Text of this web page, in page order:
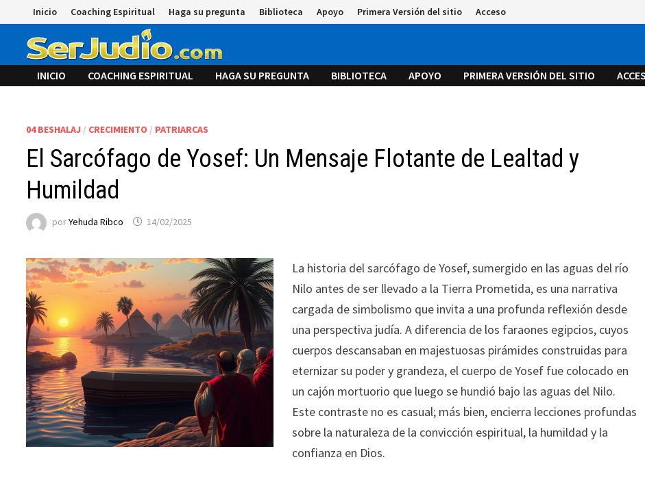
al
contenido
Inicio Coaching Espiritual Haga su pregunta Biblioteca Apoyo Primera Versión del sitio Acceso
INICIO COACHING ESPIRITUAL HAGA SU PREGUNTA BIBLIOTECA APOYO PRIMERA VERSIÓN DEL SITIO
04 BESHALAJ / CRECIMIENTO / PATRIARCAS
El Sarcófago de Yosef: Un Mensaje Flotante de Lealtad y
Humildad
porYehuda Ribco 14/02/2025
La historia del sarcófago de Yosef, sumergido en las aguas del río
Nilo antes de ser llevado a la Tierra Prometida, es una narrativa
cargada de simbolismo que invita a una profunda reflexión desde
una perspectiva judía. A diferencia de los faraones egipcios, cuyos
cuerpos descansaban en majestuosas pirámides construidas para
eternizar su poder y grandeza, el cuerpo de Yosef fue colocado en
un cajón mortuorio que luego se hundió bajo las aguas del Nilo.
Este contraste no es casual; más bien, encierra lecciones profundas
sobre la naturaleza de la convicción espiritual, la humildad y la
confianza en Dios.